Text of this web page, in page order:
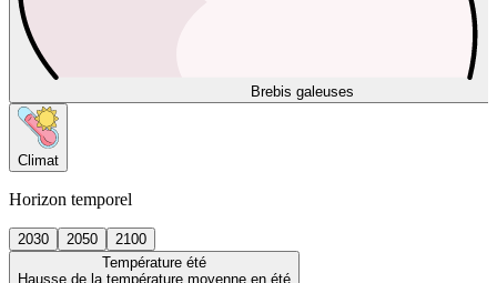
Brebis galeuses
Climat
Horizon temporel
2030 2050
2100
Température été
Hausse de la température moyenne en été